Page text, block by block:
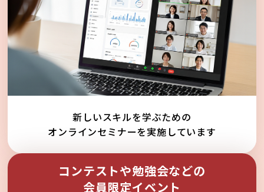
新しいスキルを学ぶための
オンラインセミナーを実施しています
コンテストや勉強会などの
会員限定イベント